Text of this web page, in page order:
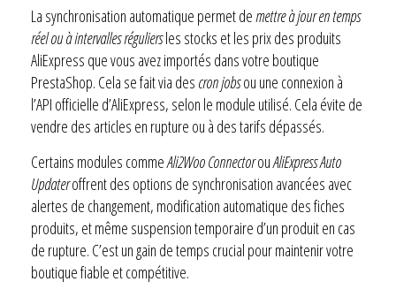
La synchronisation automatique permet de mettre à jour en temps
réel ou à intervalles réguliersles stocks et les prix des produits
AliExpress que vous avez importés dans votre boutique
PrestaShop. Cela se fait via des cron jobsou une connexion à
l’API officielle d’AliExpress, selon le module utilisé. Cela évite de
vendre des articles en rupture ou à des tarifs dépassés.
Certains modules commeAli2Woo ConnectorouAliExpress Auto
Updateroffrent des options de synchronisation avancées avec
alertes de changement, modification automatique des fiches
produits, et même suspension temporaire d’un produit en cas
de rupture. C’est un gain de temps crucial pour maintenir votre
boutique fiable et compétitive.